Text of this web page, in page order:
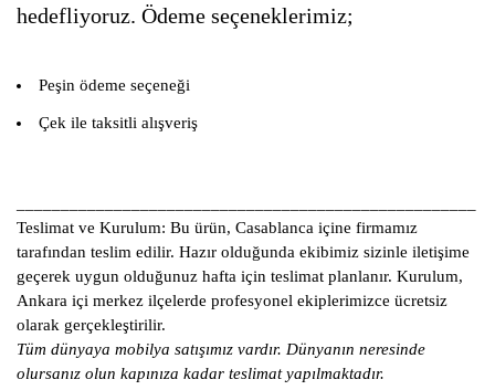
hedefliyoruz. Ödeme seçeneklerimiz;
Peşin ödeme seçeneği
Çek ile taksitli alışveriş
Teslimat ve Kurulum: Bu ürün, Casablanca içine firmamız
tarafından teslim edilir. Hazır olduğunda ekibimiz sizinle iletişime
geçerek uygun olduğunuz hafta için teslimat planlanır. Kurulum,
Ankara içi merkez ilçelerde profesyonel ekiplerimizce ücretsiz
olarak gerçekleştirilir.
Tüm dünyaya mobilya satışımız vardır. Dünyanın neresinde
olursanız olun kapınıza kadar teslimat yapılmaktadır.